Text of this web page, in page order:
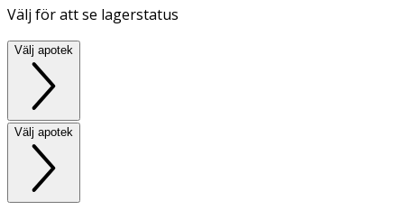
Välj för att se lagerstatus
Välj apotek
Välj apotek